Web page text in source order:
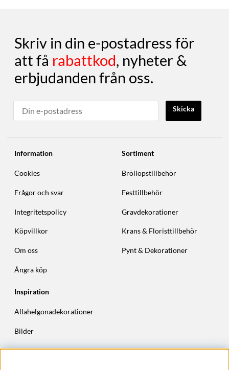
Skriv in din e-postadress för
att få rabattkod, nyheter &
erbjudanden från oss.
Skicka
Information
Cookies
Frågor och svar
Integritetspolicy
Köpvillkor
Om oss
Ångra köp
Sortiment
Bröllopstillbehör
Festtillbehör
Gravdekorationer
Krans & Floristtillbehör
Pynt & Dekorationer
Inspiration
Allahelgonadekorationer
Bilder
Höstkransar